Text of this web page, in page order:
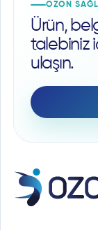
OZON
Ürün,
talebiniz
ulaşın.